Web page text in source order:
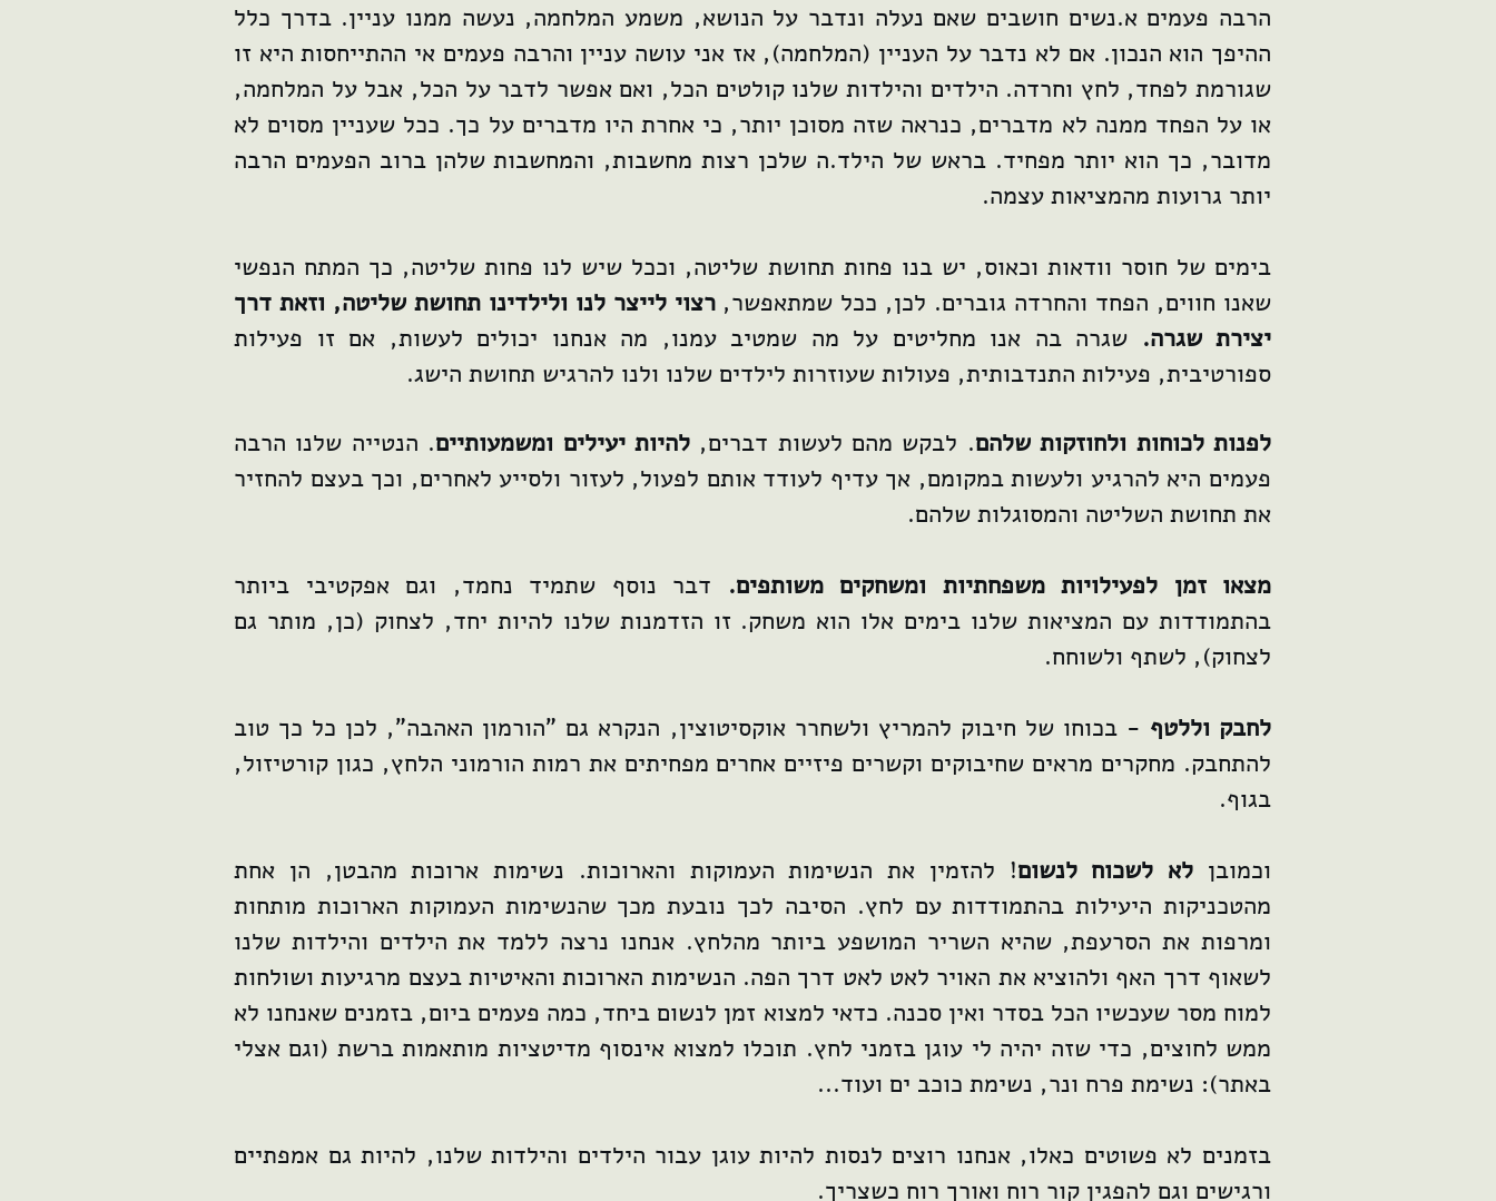
הרבה פעמים א.נשים חושבים שאם נעלה ונדבר על הנושא, משמע המלחמה, נעשה ממנו עניין. בדרך כלל
ההיפך הוא הנכון. אם לא נדבר על העניין (המלחמה), אז אני עושה עניין והרבה פעמים אי ההתייחסות היא זו
שגורמת לפחד, לחץ וחרדה. הילדים והילדות שלנו קולטים הכל, ואם אפשר לדבר על הכל, אבל על המלחמה,
או על הפחד ממנה לא מדברים, כנראה שזה מסוכן יותר, כי אחרת היו מדברים על כך. ככל שעניין מסוים לא
מדובר, כך הוא יותר מפחיד. בראש של הילד.ה שלכן רצות מחשבות, והמחשבות שלהן ברוב הפעמים הרבה
יותר גרועות מהמציאות עצמה.
בימים של חוסר וודאות וכאוס, יש בנו פחות תחושת שליטה, וככל שיש לנו פחות שליטה, כך המתח הנפשי
שאנו חווים, הפחד והחרדה גוברים. לכן, ככל שמתאפשר,רצוי לייצר לנו ולילדינו תחושת שליטה, וזאת דרך
יצירת שגרה. שגרה בה אנו מחליטים על מה שמטיב עמנו, מה אנחנו יכולים לעשות, אם זו פעילות
ספורטיבית, פעילות התנדבותית, פעולות שעוזרות לילדים שלנו ולנו להרגיש תחושת הישג.
לפנות לכוחות ולחוזקות שלהם. לבקש מהם לעשות דברים,להיות יעילים ומשמעותיים. הנטייה שלנו הרבה
פעמים היא להרגיע ולעשות במקומם, אך עדיף לעודד אותם לפעול, לעזור ולסייע לאחרים, וכך בעצם להחזיר
את תחושת השליטה והמסוגלות שלהם.
מצאו זמן לפעילויות משפחתיות ומשחקים משותפים. דבר נוסף שתמיד נחמד, וגם אפקטיבי ביותר
בהתמודדות עם המציאות שלנו בימים אלו הוא משחק. זו הזדמנות שלנו להיות יחד, לצחוק (כן, מותר גם
לצחוק), לשתף ולשוחח.
לחבק וללטף - בכוחו של חיבוק להמריץ ולשחרר אוקסיטוצין, הנקרא גם "הורמון האהבה", לכן כל כך טוב
להתחבק. מחקרים מראים שחיבוקים וקשרים פיזיים אחרים מפחיתים את רמות הורמוני הלחץ, כגון קורטיזול,
בגוף.
וכמובן לא לשכוח לנשום! להזמין את הנשימות העמוקות והארוכות. נשימות ארוכות מהבטן, הן אחת
מהטכניקות היעילות בהתמודדות עם לחץ. הסיבה לכך נובעת מכך שהנשימות העמוקות הארוכות מותחות
ומרפות את הסרעפת, שהיא השריר המושפע ביותר מהלחץ. אנחנו נרצה ללמד את הילדים והילדות שלנו
לשאוף דרך האף ולהוציא את האויר לאט לאט דרך הפה. הנשימות הארוכות והאיטיות בעצם מרגיעות ושולחות
למוח מסר שעכשיו הכל בסדר ואין סכנה. כדאי למצוא זמן לנשום ביחד, כמה פעמים ביום, בזמנים שאנחנו לא
ממש לחוצים, כדי שזה יהיה לי עוגן בזמני לחץ. תוכלו למצוא אינסוף מדיטציות מותאמות ברשת (וגם אצלי
באתר): נשימת פרח ונר, נשימת כוכב ים ועוד...
בזמנים לא פשוטים כאלו, אנחנו רוצים לנסות להיות עוגן עבור הילדים והילדות שלנו, להיות גם אמפתיים
ורגישים וגם להפגין קור רוח ואורך רוח כשצריך.